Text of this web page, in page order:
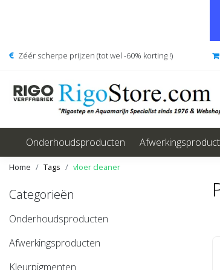
Zéér scherpe prijzen (tot wel -60% korting !)
Onderhoudsproducten
Home Tags vloer cleaner
Categorieën
Onderhoudsproducten
Afwerkingsproducten
Kleurpigmenten